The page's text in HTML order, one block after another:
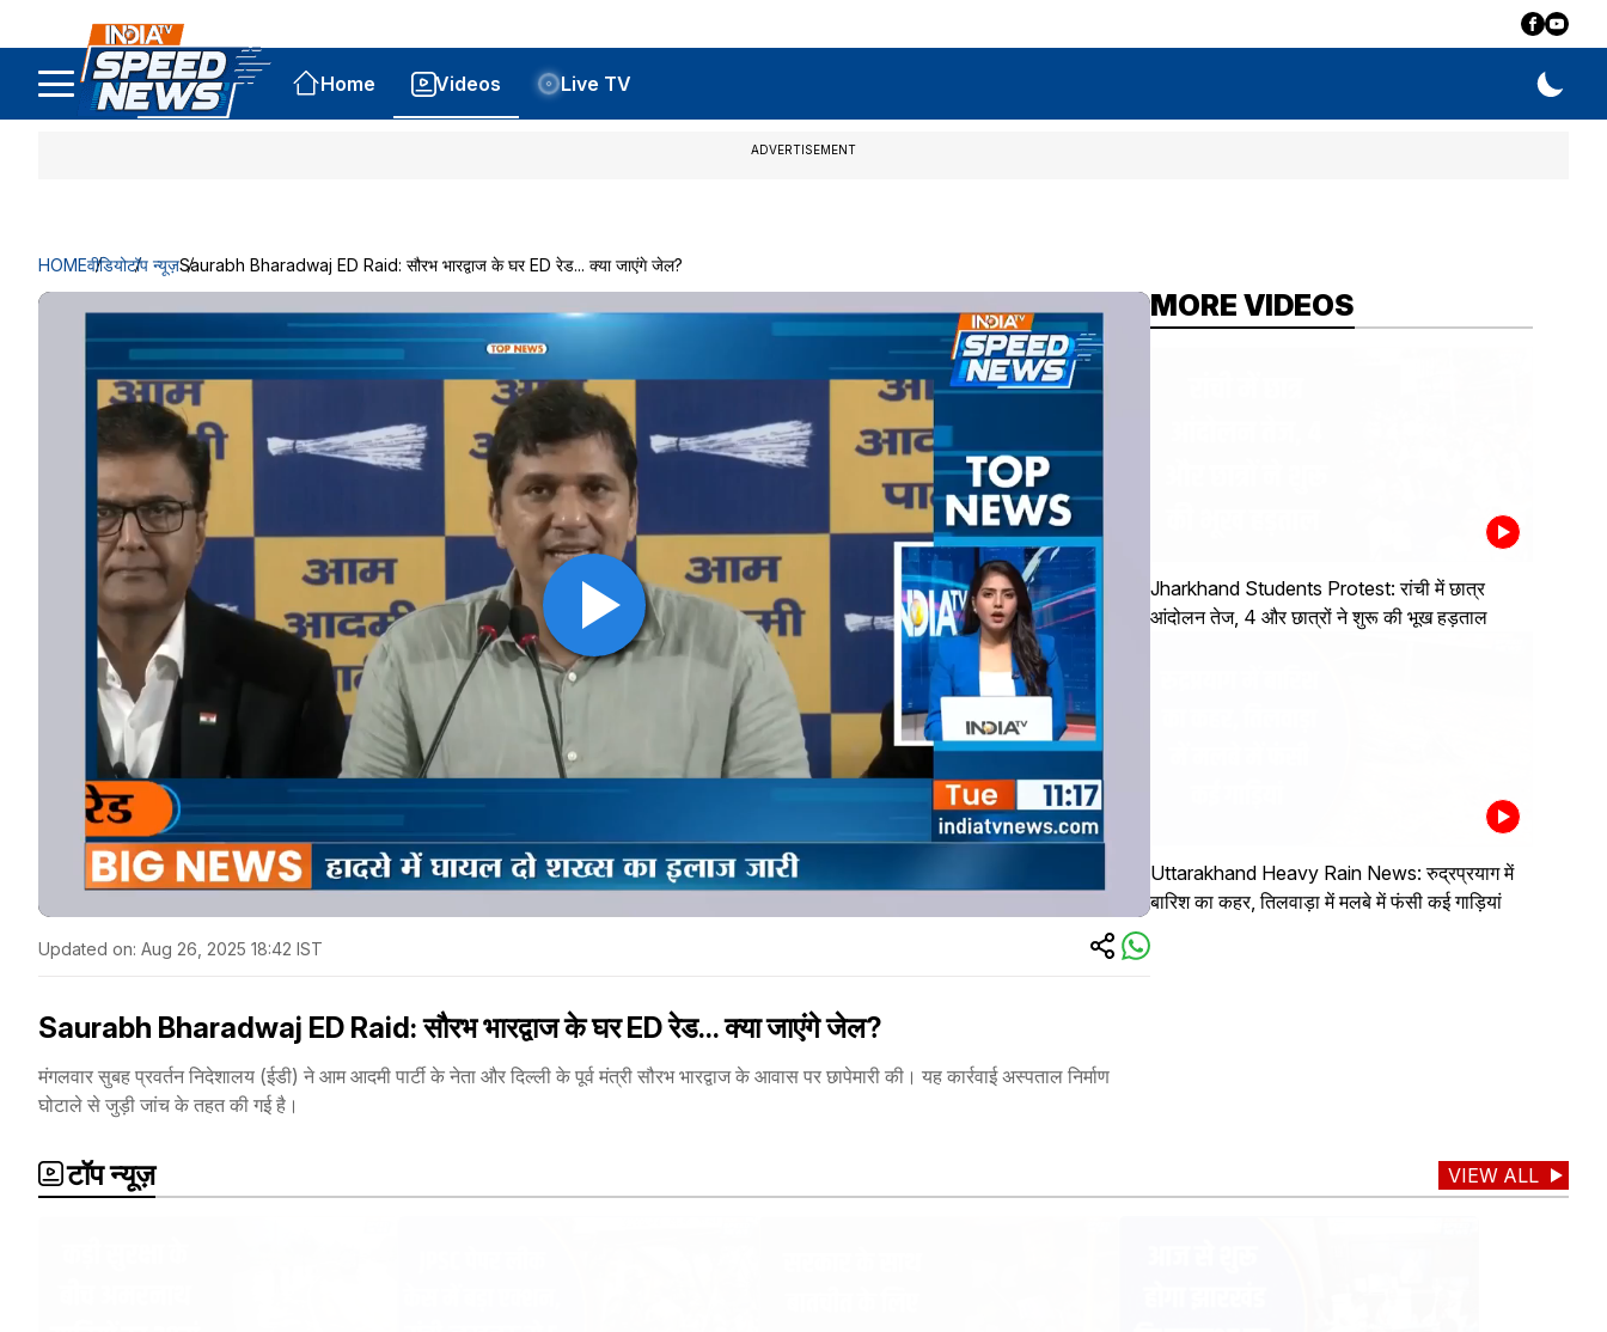
Home Videos Live TV
ADVERTISEMENT
HOMEवीडियोटॉप न्यूज़Saurabh Bharadwaj ED Raid: सौरभ भारद्वाज के घर ED रेड... क्या जाएंगे जेल?
Updated on: Aug 26, 2025 18:42 IST
Saurabh Bharadwaj ED Raid: सौरभ भारद्वाज के घर ED रेड... क्या जाएंगे जेल?
मंगलवार सुबह प्रवर्तन निदेशालय (ईडी) ने आम आदमी पार्टी के नेता और दिल्ली के पूर्व मंत्री सौरभ भारद्वाज के आवास पर छापेमारी की। यह कार्रवाई अस्पताल निर्माण
घोटाले से जुड़ी जांच के तहत की गई है।
MORE VIDEOS
Jharkhand Students Protest: रांची में छात्र
आंदोलन तेज, 4 और छात्रों ने शुरू की भूख हड़ताल
Uttarakhand Heavy Rain News: रुद्रप्रयाग में
बारिश का कहर, तिलवाड़ा में मलबे में फंसी कई गाड़ियां
टॉप न्यूज़ VIEW ALL